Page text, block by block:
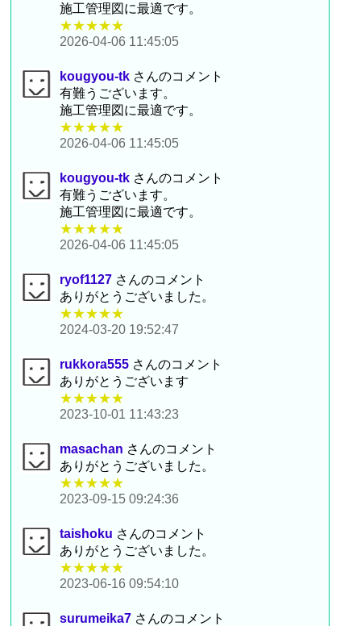
施工管理図に最適です。
★★★★★
2026-04-06 11:45:05
kougyou-tk さんのコメント
有難うございます。
施工管理図に最適です。
★★★★★
2026-04-06 11:45:05
kougyou-tk さんのコメント
有難うございます。
施工管理図に最適です。
★★★★★
2026-04-06 11:45:05
ryof1127 さんのコメント
ありがとうございました。
★★★★★
2024-03-20 19:52:47
rukkora555 さんのコメント
ありがとうございます
★★★★★
2023-10-01 11:43:23
masachan さんのコメント
ありがとうございました。
★★★★★
2023-09-15 09:24:36
taishoku さんのコメント
ありがとうございました。
★★★★★
2023-06-16 09:54:10
surumeika7 さんのコメント